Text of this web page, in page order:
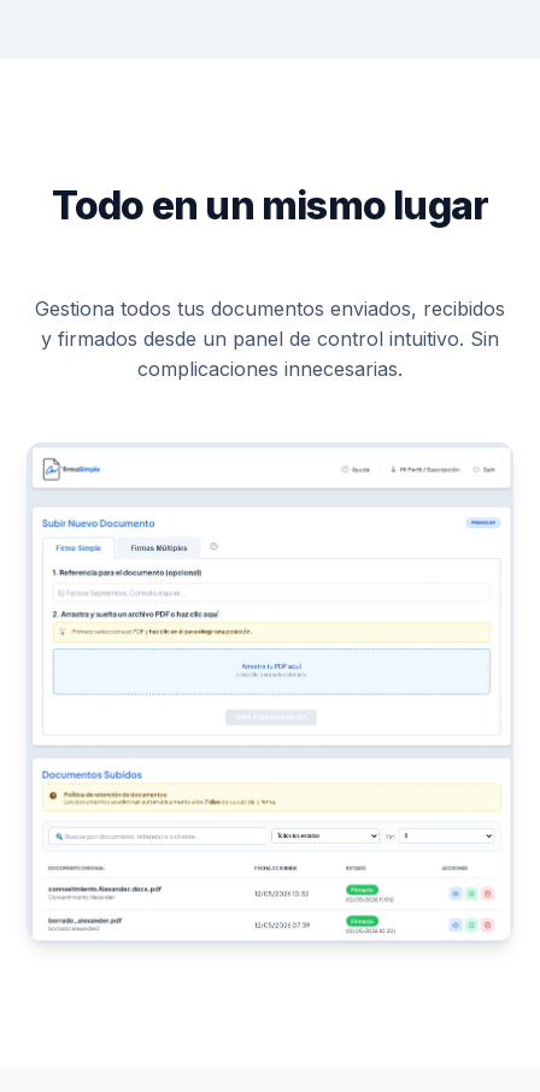
Todo en un mismo lugar
Gestiona todos tus documentos enviados, recibidos
y firmados desde un panel de control intuitivo. Sin
complicaciones innecesarias.